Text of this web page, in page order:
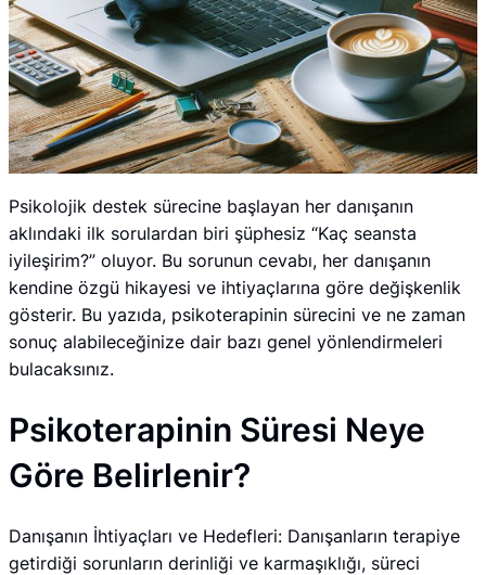
Psikolojik destek sürecine başlayan her danışanın
aklındaki ilk sorulardan biri şüphesiz “Kaç seansta
iyileşirim?” oluyor. Bu sorunun cevabı, her danışanın
kendine özgü hikayesi ve ihtiyaçlarına göre değişkenlik
gösterir. Bu yazıda, psikoterapinin sürecini ve ne zaman
sonuç alabileceğinize dair bazı genel yönlendirmeleri
bulacaksınız.
Psikoterapinin Süresi Neye
Göre Belirlenir?
Danışanın İhtiyaçları ve Hedefleri: Danışanların terapiye
getirdiği sorunların derinliği ve karmaşıklığı, süreci